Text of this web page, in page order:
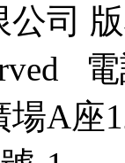
公司
A座